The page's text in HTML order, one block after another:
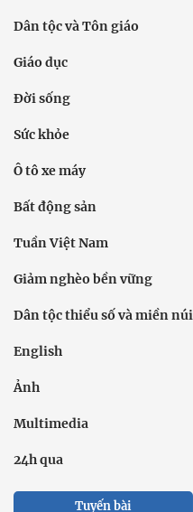
Dân tộc và Tôn giáo
Giáo dục
Đời sống
Sức khỏe
Ô tô xe máy
Bất động sản
Tuần Việt Nam
Giảm nghèo bền vững
Dân tộc thiểu số và miền núi
English
Ảnh
Multimedia
24h qua
Tuyến bài